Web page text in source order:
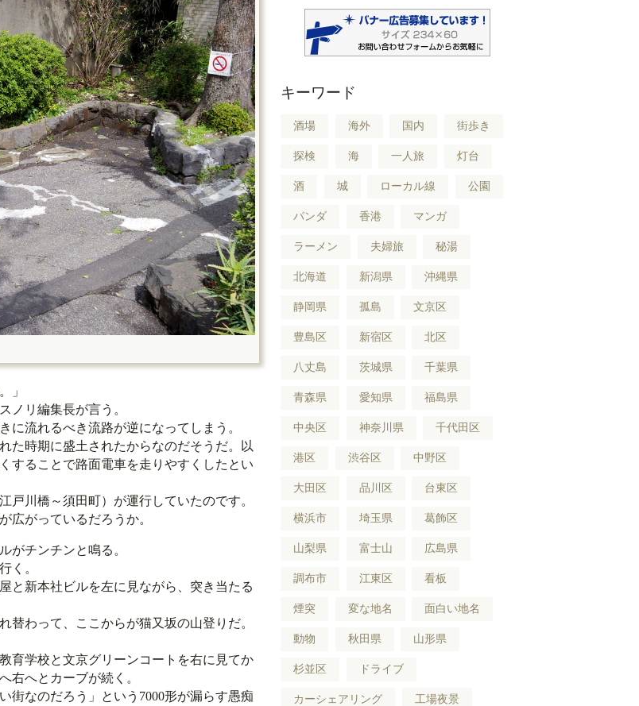
」
ノリ編集長が言う。
流れるべき流路が逆になってしまう。
た時期に盛土されたからなのだそうだ。以
することで路面電車を走りやすくしたとい
川橋～須田町）が運行していたのです。
広がっているだろうか。
がチンチンと鳴る。
く。
と新本社ビルを左に見ながら、突き当たる
わって、ここからが猫又坂の山登りだ。
育学校と文京グリーンコートを右に見てか
右へとカーブが続く。
なのだろう」という7000形が漏らす愚痴
キーワード
酒場 海外 国内 街歩き
探検 海 一人旅 灯台
酒 城 ローカル線 公園
パンダ 香港 マンガ
ラーメン 夫婦旅 秘湯
北海道 新潟県 沖縄県
静岡県 孤島 文京区
豊島区 新宿区 北区
八丈島 茨城県 千葉県
青森県 愛知県 福島県
中央区 神奈川県 千代田区
港区 渋谷区 中野区
大田区 品川区 台東区
横浜市 埼玉県 葛飾区
山梨県 富士山 広島県
調布市 江東区 看板
煙突 変な地名 面白い地名
動物 秋田県 山形県
杉並区 ドライブ
カーシェアリング 工場夜景